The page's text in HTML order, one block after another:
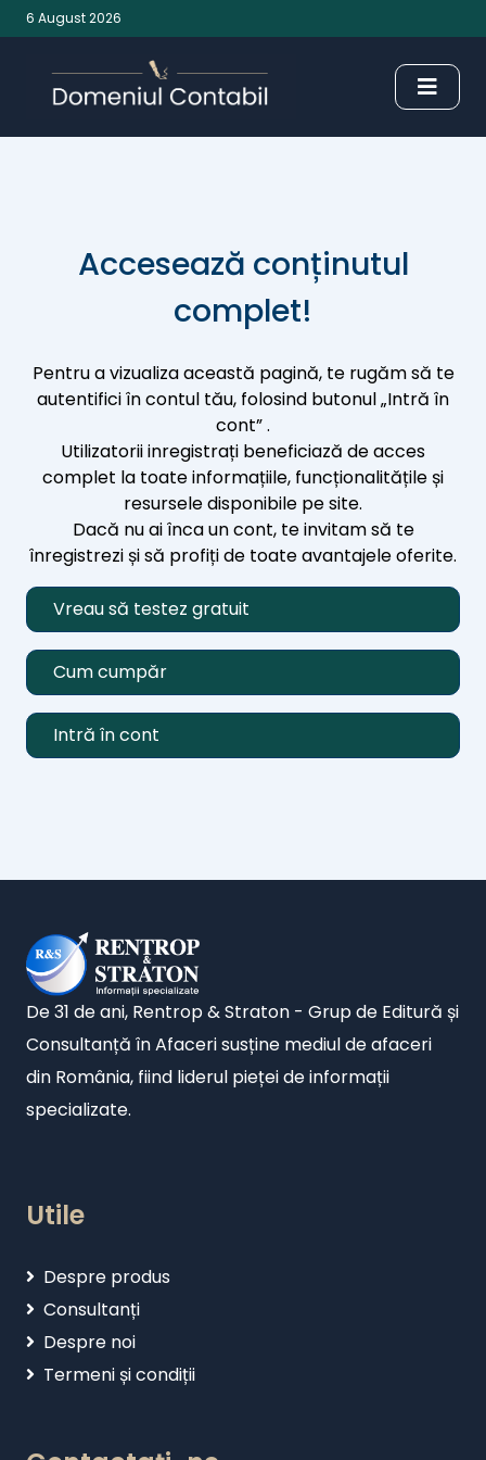
6 August 2026
Accesează conținutul
complet!
Pentru a vizualiza această pagină, te rugăm să te
autentifici în contul tău, folosind butonul „Intră în
cont” .
Utilizatorii inregistrați beneficiază de acces
complet la toate informațiile, funcționalitățile și
resursele disponibile pe site.
Dacă nu ai înca un cont, te invitam să te
înregistrezi și să profiți de toate avantajele oferite.
Vreau să testez gratuit
Cum cumpăr
Intră în cont
De 31 de ani, Rentrop & Straton - Grup de Editură și
Consultanță în Afaceri susține mediul de afaceri
din România, fiind liderul pieței de informații
specializate.
Utile
Despre produs
Consultanți
Despre noi
Termeni și condiții